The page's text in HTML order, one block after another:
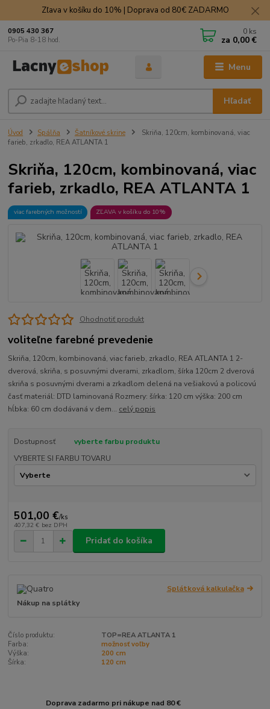
Zľava v košíku do 10% | Doprava od 80€ ZADARMO
Menu
Hľadať
0905 430 367
Po-Pia 8-18 hod.
0 ks
za 0,00 €
Úvod Spálňa Šatníkové skrine
Skriňa, 120cm, kombinovaná, viac
farieb, zrkadlo, REA ATLANTA 1
Skriňa, 120cm, kombinovaná, viac
farieb, zrkadlo, REA ATLANTA 1
viac farebných možností ZĽAVA v košíku do 10%
Ohodnotiť produkt
voliteľne farebné prevedenie
Skriňa, 120cm, kombinovaná, viac farieb, zrkadlo, REA ATLANTA 1 2-
dverová, skriňa, s posuvnými dverami, zrkadlom, šírka 120cm 2 dverová
skriňa s posuvnými dverami a zrkadlom delená na vešiakovú a policovú
časť materiál: DTD laminovaná Rozmery: šírka: 120 cm výška: 200 cm
hĺbka: 60 cm dodávaná v dem... celý popis
Dostupnosť
vyberte farbu produktu
VYBERTE SI FARBU TOVARU
501,00 €/ks
407,32 € bez DPH
Pridať do košíka
Splátková kalkulačka
Nákup na splátky
Číslo produktu:
TOP=REA ATLANTA 1
Farba:
možnosť voľby
Výška:
200 cm
Šírka:
120 cm
Doprava zadarmo pri nákupe nad 80 €